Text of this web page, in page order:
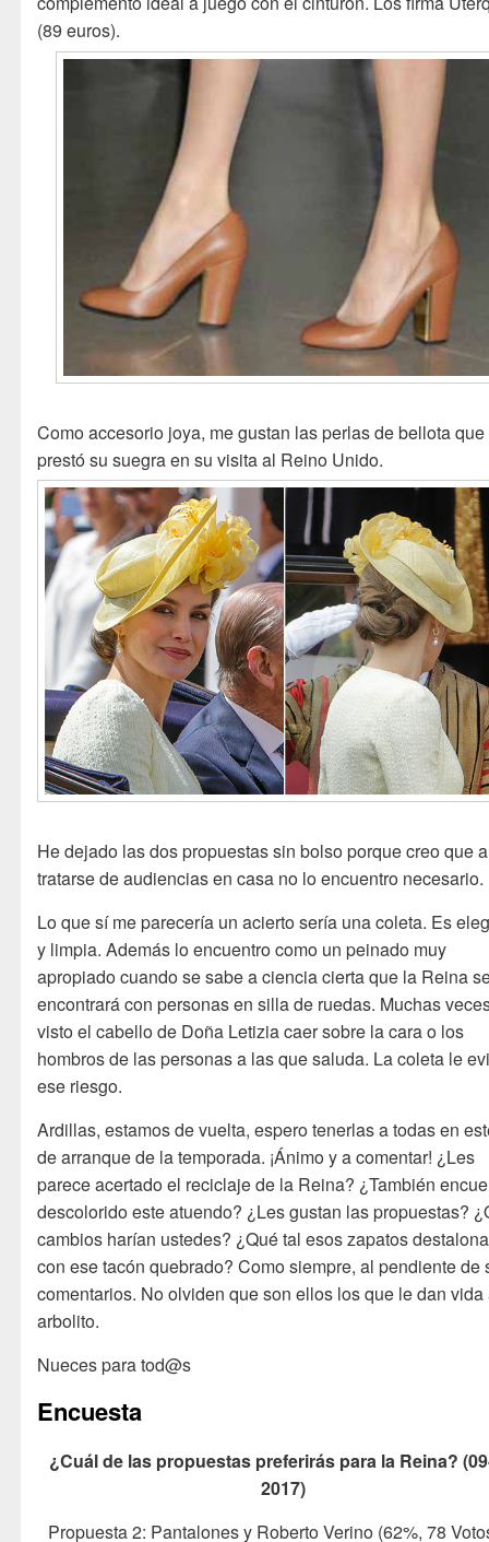
(89 euros).
Como accesorio joya, me gustan las perlas de bellota
prestó su suegra en su visita al Reino Unido.
He dejado las dos propuestas sin bolso porque creo que
tratarse de audiencias en casa no lo encuentro necesario.
Lo que sí me parecería un acierto sería una coleta. Es
y limpia. Además lo encuentro como un peinado muy
apropiado cuando se sabe a ciencia cierta que la Reina
encontrará con personas en silla de ruedas. Muchas
visto el cabello de Doña Letizia caer sobre la cara o los
hombros de las personas a las que saluda. La coleta le
ese riesgo.
Ardillas, estamos de vuelta, espero tenerlas a todas en
de arranque de la temporada. ¡Ánimo y a comentar! ¿Les
parece acertado el reciclaje de la Reina? ¿También
descolorido este atuendo? ¿Les gustan las propuestas?
cambios harían ustedes? ¿Qué tal esos zapatos
con ese tacón quebrado? Como siempre, al pendiente de
comentarios. No olviden que son ellos los que le dan vida
arbolito.
Nueces para tod@s
Encuesta
¿Cuál de las propuestas preferirás para la Reina?
2017)
Propuesta 2: Pantalones y Roberto Verino (62%, 78